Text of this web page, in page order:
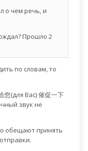
о чем речь, и
Прошло 2
по словам, то
(для Вас) 催促一下
звук не
обещают принять